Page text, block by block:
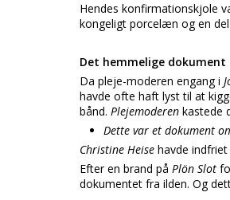
Hendes konfirmationskjole
kongeligt porcelæn og en
Det hemmelige dokument
Da pleje-moderen engang i
havde ofte haft lyst til at
bånd. Plejemoderen kastede
Dette var et dokument
Christine Heise havde
Efter en brand på Plön Slot
dokumentet fra ilden. Og